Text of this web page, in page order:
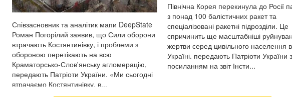
Співзасновник та аналітик мапи DeepState
Роман Погорілий заявив, що Сили оборони
втрачають Костянтинівку, і проблеми з
обороною перетікають на всю
Краматорсько-Слов'янську агломерацію,
передають Патріоти України. «Ми сьогодні
втрачаємо Костянтинівку, в...
Північна Корея перекинула до Росії
з понад 100 балістичних ракет та
спеціалізовані ракетні підрозділи. Це
спричинить ще масштабніші
жертви серед цивільного населення в
Україні. передають Патріоти України з
посиланням на звіт Інсти...